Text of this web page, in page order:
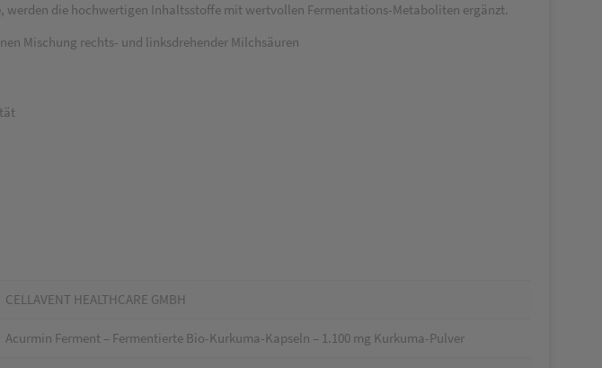
die hochwertigen Inhaltsstoffe mit wertvollen Fermentations-Metaboliten ergänzt.
Mischung rechts- und linksdrehender Milchsäuren
CELLAVENT HEALTHCARE GMBH
Acurmin Ferment – Fermentierte Bio-Kurkuma-Kapseln – 1.100 mg Kurkuma-Pulver